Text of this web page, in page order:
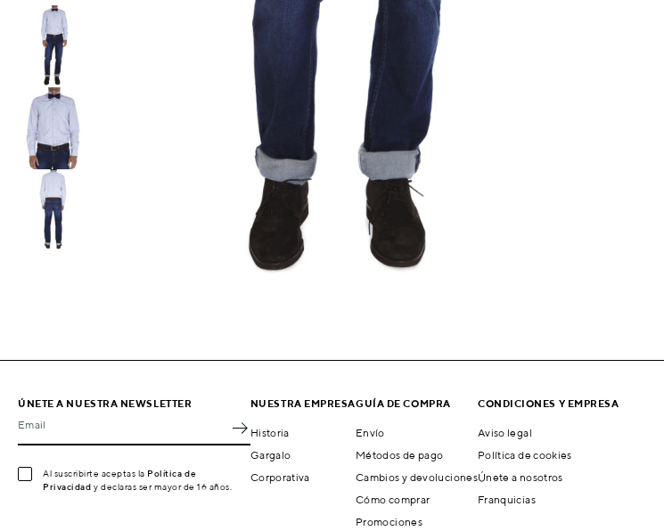
ÚNETE A NUESTRA NEWSLETTER
Email
Al suscribirte aceptas la Política de
Privacidad y declaras ser mayor de 16 años.
NUESTRA EMPRESA
Historia
Gargalo
Corporativa
GUÍA DE COMPRA
Envío
Métodos de pago
Cambios y devoluciones
Cómo comprar
Promociones
CONDICIONES Y EMPRESA
Aviso legal
Política de cookies
Únete a nosotros
Franquicias